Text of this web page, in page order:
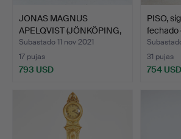
JONAS MAGNUS
APELQVIST (JÖNKÖPING,
1790-18…
Subastado 11 nov 2021
17 pujas
793 USD
PISO,
fechado
31 pujas
754 USD